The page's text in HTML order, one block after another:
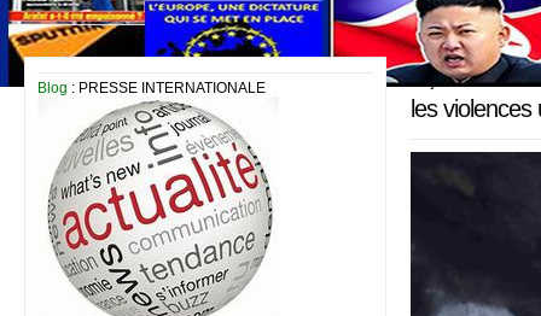
Blog : PRESSE INTERNATIONALE 15 juillet 2015
les